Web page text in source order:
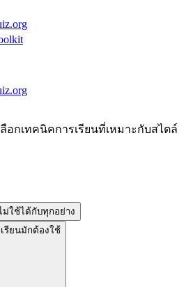
ลือกเทคนิคการเรียนที่เหมาะกับสไตล์
ม่ใช้ได้กับทุกอย่าง
รียนมักต้องใช้